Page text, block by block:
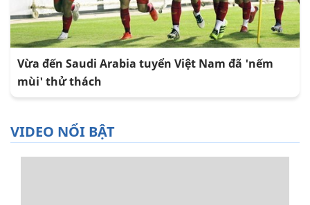
Vừa đến Saudi Arabia tuyển Việt Nam đã 'nếm
mùi' thử thách
VIDEO NỔI BẬT